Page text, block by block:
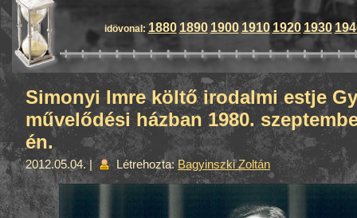
idövonal: 1880 1890 1900 1910 1920 1930
Simonyi Imre költő irodalmi estje
művelődési házban 1980.
én.
2012.05.04. | Létrehozta: Bagyinszki Zoltán